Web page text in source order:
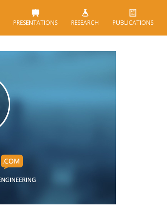
PRESENTATIONS RESEARCH PUBLICATIONS